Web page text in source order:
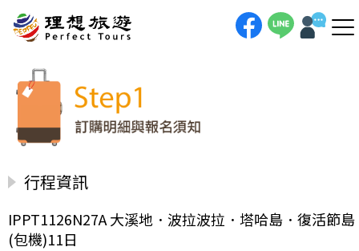
行程資訊
IPPT1126N27A 大溪地．波拉波拉．塔哈島．復活節島
(包機)11日